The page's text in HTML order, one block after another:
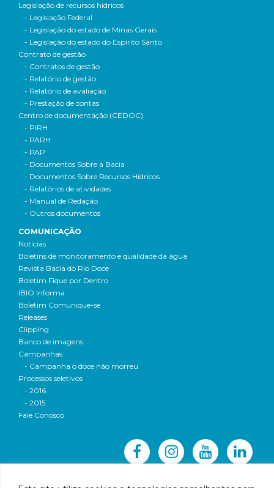
Legislação de recursos hídricos
- Legislação Federal
- Legislação do estado de Minas Gerais
- Legislação do estado do Espírito Santo
Contrato de gestão
- Contratos de gestão
- Relatório de gestão
- Relatório de avaliação
- Prestação de contas
Centro de documentação (CEDOC)
- PIRH
- PARH
- PAP
- Documentos Sobre a Bacia
- Documentos Sobre Recursos Hídricos
- Relatórios de atividades
- Manual de Redação
- Outros documentos
COMUNICAÇÃO
Notícias
Boletins de monitoramento e qualidade da água
Revista Bacia do Rio Doce
Boletim Fique por Dentro
IBIO Informa
Boletim Comunique-se
Releases
Clipping
Banco de imagens
Campanhas
- Campanha o doce não morreu
Processos seletivos
- 2016
- 2015
Fale Conosco